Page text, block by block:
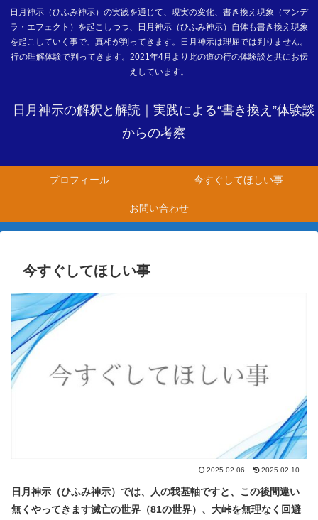
日月神示（ひふみ神示）の実践を通じて、現実の変化、書き換え現象（マンデ
ラ・エフェクト）を起こしつつ、日月神示（ひふみ神示）自体も書き換え現象
を起こしていく事で、真相が判ってきます。日月神示は理屈では判りません。
行の理解体験で判ってきます。2021年4月より此の道の行の体験談と共にお伝
えしています。
日月神示の解釈と解読｜実践による“書き換え”体験談
からの考察
プロフィール 今すぐしてほしい事
お問い合わせ
今すぐしてほしい事
2025.02.06 2025.02.10
日月神示（ひふみ神示）では、人の我基軸ですと、この後間違い
無くやってきます滅亡の世界（81の世界）、大峠を無理なく回避